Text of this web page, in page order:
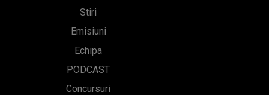
Stiri
Emisiuni
Echipa
PODCAST
Concursuri